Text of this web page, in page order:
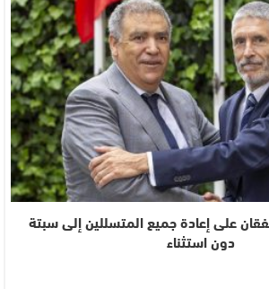
على إعادة جميع المتسللين إلى سبتة
دون استثناء